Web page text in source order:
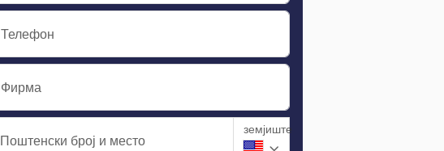
Телефон
Фирма
Поштенски број и место
земјиште